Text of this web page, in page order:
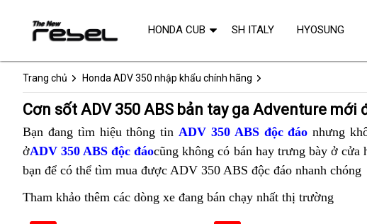
Trang chủ Honda ADV 350 nhập khẩu chính hãng
Cơn sốt ADV 350 ABS bản tay ga Adventure mới
Bạn đang test
lỗi
tìm hiệu thông tinADV 350 ABS độc đáo nhưng
ởADV 350 ABS độc đáocũngkhông có bán hay trưng bày ở cửa
bạn để có thể Honda
Honda
tìm mua được ADV 350 ABS độc đáo nhanh chóng
Tham khảo thêm các dòng xe đang bán chạy nhất thị trường
HONDA CUB SH ITALY HYOSUNG